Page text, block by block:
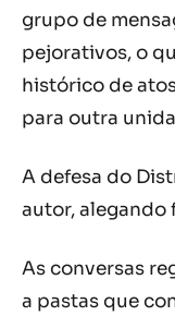
grupo de
pejorativos, o
histórico de
para outra
A defesa do
autor, alegando
As conversas
a pastas que